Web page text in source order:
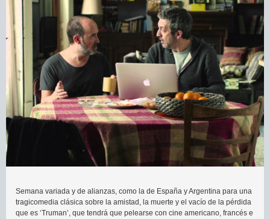
Semana variada y de alianzas, como la de España y Argentina para una
tragicomedia clásica sobre la amistad, la muerte y el vacío de la pérdida
que es ‘Truman’, que tendrá que pelearse con cine americano, francés e